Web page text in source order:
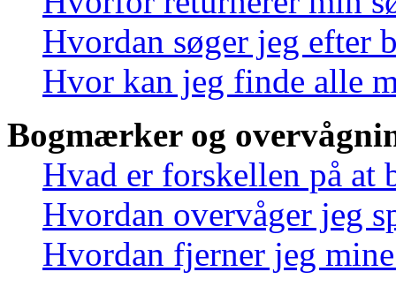
Hvordan søger jeg efter
Hvor kan jeg finde alle
Bogmærker og
Hvad er forskellen på at
Hvordan overvåger jeg
Hvordan fjerner jeg